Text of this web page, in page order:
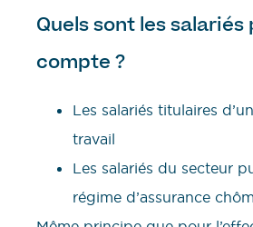
Quels sont les salariés
compte ?
Les salariés titulaires
travail
Les salariés du secteur
régime d’assurance